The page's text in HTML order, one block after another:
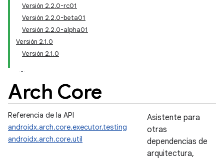
Versión 2.2.0-rc01
Versión 2.2.0-beta01
Versión 2.2.0-alpha01
Versión 2.1.0
Versión 2.1.0
Arch Core
Referencia de la API
androidx.arch.core.executor.testing
androidx.arch.core.util
Asistente para
otras
dependencias de
arquitectura,